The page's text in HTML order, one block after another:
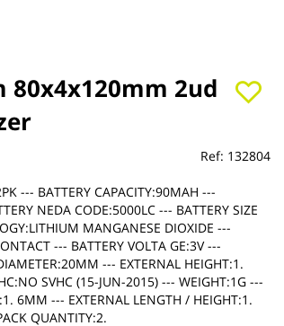
2ud
Ref: 132804
--- BATTERY CAPACITY:90MAH ---
NEDA CODE:5000LC --- BATTERY SIZE
MANGANESE DIOXIDE ---
--- BATTERY VOLTA GE:3V ---
--- EXTERNAL HEIGHT:1.
SVHC (15-JUN-2015) --- WEIGHT:1G ---
6MM --- EXTERNAL LENGTH / HEIGHT:1.
QUANTITY:2.